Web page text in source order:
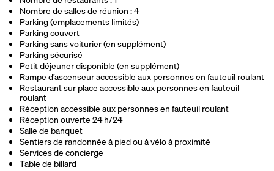
Nombre de salles de réunion : 4
Parking (emplacements limités)
Parking couvert
Parking sans voiturier (en supplément)
Parking sécurisé
Petit déjeuner disponible (en supplément)
Rampe d’ascenseur accessible aux personnes en fauteuil roulant
Restaurant sur place accessible aux personnes en fauteuil
roulant
Réception accessible aux personnes en fauteuil roulant
Réception ouverte 24 h/24
Salle de banquet
Sentiers de randonnée à pied ou à vélo à proximité
Services de concierge
Table de billard